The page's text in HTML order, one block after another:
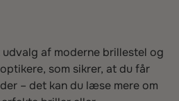
af moderne brillestel og
som sikrer, at du får
– det kan du læse mere om